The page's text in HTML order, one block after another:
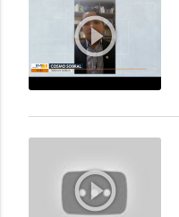
play_circle_outline
play_circle_outline